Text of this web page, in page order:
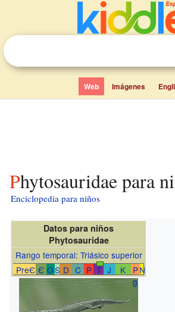
Web Imágenes
Phytosauridae para
Enciclopedia para niños
Datos para niños
Phytosauridae
Rango temporal: Triásico superior
PreЄ Є OS D C P T J K
P
g
N